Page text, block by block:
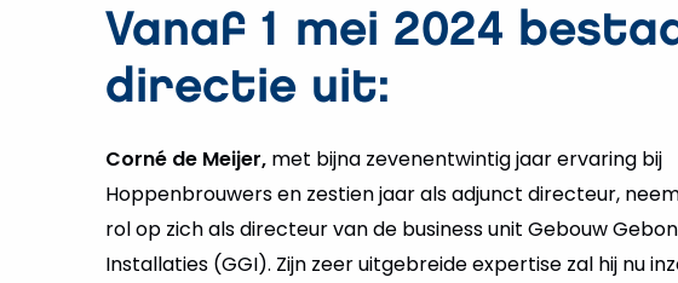
Vanaf 1 mei 2024
directie uit:
Corné de Meijer, met bijna zevenentwintig jaar ervaring bij
Hoppenbrouwers en zestien jaar als adjunct directeur,
rol op zich als directeur van de business unit Gebouw
Installaties (GGI). Zijn zeer uitgebreide expertise zal hij nu